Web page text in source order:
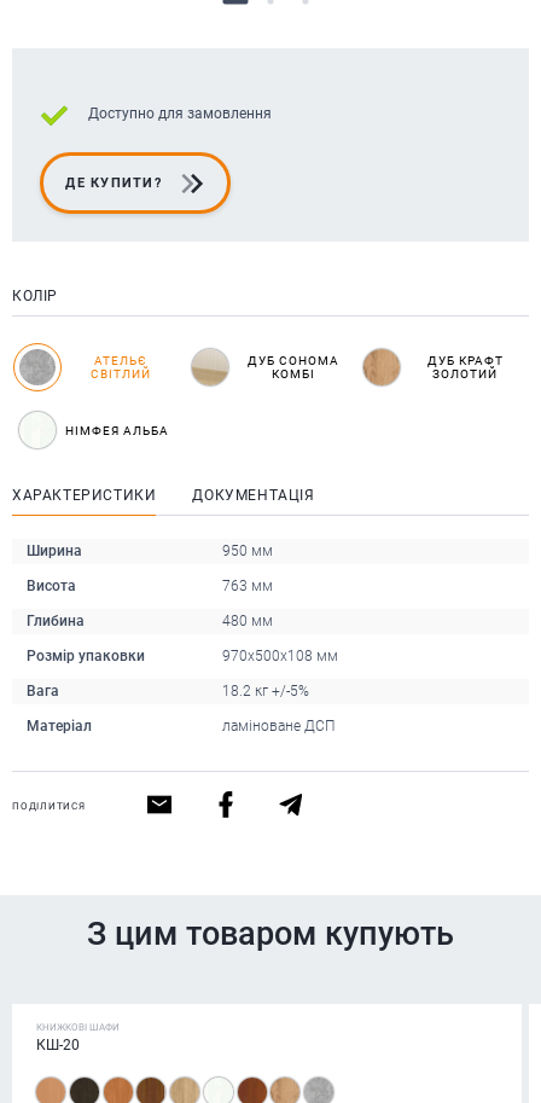
Доступно для замовлення
ДЕ КУПИТИ?
КОЛІР
АТЕЛЬЄ
СВІТЛИЙ
ДУБ СОНОМА
КОМБІ
ДУБ КРАФТ
ЗОЛОТИЙ
НІМФЕЯ АЛЬБА
ХАРАКТЕРИСТИКИ ДОКУМЕНТАЦІЯ
Ширина 950 мм
Висота 763 мм
Глибина 480 мм
Розмір упаковки 970х500х108 мм
Вага 18.2 кг +/-5%
Матеріал ламіноване ДСП
ПОДІЛИТИСЯ
З цим товаром купують
КНИЖКОВІ ШАФИ
КШ-20